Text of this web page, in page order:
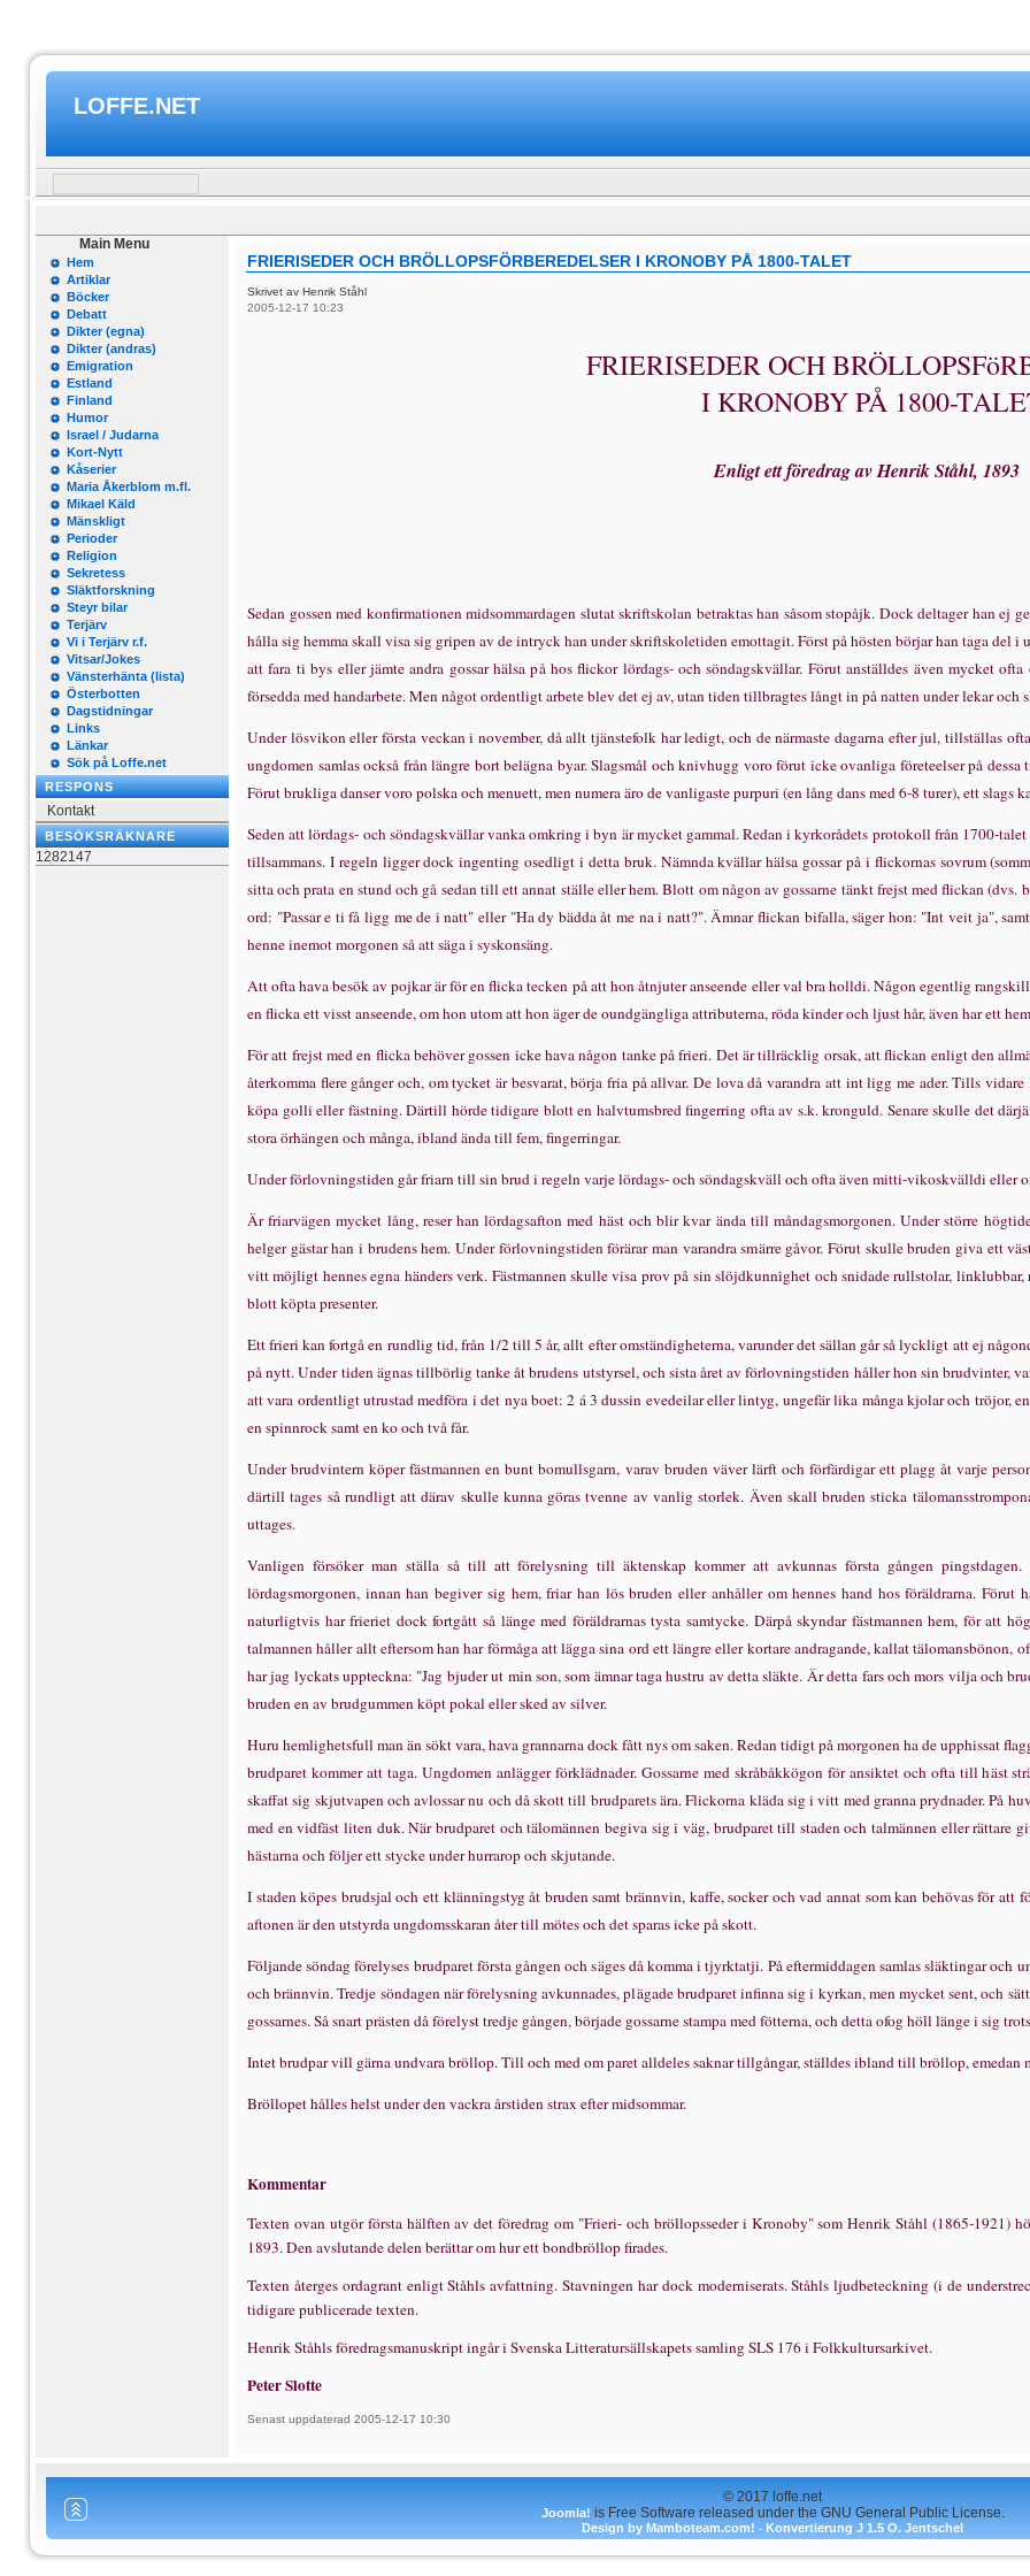
LOFFE.NET
Main Menu
Hem
Artiklar
Böcker
Debatt
Dikter (egna)
Dikter (andras)
Emigration
Estland
Finland
Humor
Israel / Judarna
Kort-Nytt
Kåserier
Maria Åkerblom m.fl.
Mikael Käld
Mänskligt
Perioder
Religion
Sekretess
Släktforskning
Steyr bilar
Terjärv
Vi i Terjärv r.f.
Vitsar/Jokes
Vänsterhänta (lista)
Österbotten
Dagstidningar
Links
Länkar
Sök på Loffe.net
RESPONS
Kontakt
BESÖKSRÄKNARE
1282147
FRIERISEDER OCH BRÖLLOPSFÖRBEREDELSER I KRONOBY PÅ 1800-TALET
Skrivet av Henrik Ståhl
2005-12-17 10:23
FRIERISEDER OCH
I KRONOBY PÅ 1800-
Enligt ett föredrag av Henrik Ståhl, 1893
Sedan gossen med konfirmationen midsommardagen slutat skriftskolan betraktas han såsom stopåjk. Dock deltager han ej
hålla sig hemma skall visa sig gripen av de intryck han under skriftskoletiden emottagit. Först påhösten börjar han taga del i
att fara ti bys eller jämte andra gossar hälsa på hos flickor lördags- och söndagskvällar. Förut anställdes även mycket ofta
försedda med handarbete. Men något ordentligt arbete blev det ej av, utan tiden tillbragtes långt in pånatten under lekar och
Under lösvikon eller första veckan i november, dåallt tjänstefolk har ledigt, och de närmaste dagarna efter jul, tillställas
ungdomen samlas också från längre bort belägna byar. Slagsmål och knivhugg voro förut icke ovanliga företeelser på dessa
Förut brukliga danser voro polska och menuett, men numeraäro de vanligaste purpuri (en lång dans med 6-8 turer), ett slags
Seden att lördags- och söndagskvällar vanka omkring i byn är mycket gammal. Redan i kyrkorådets protokoll från 1700-
tillsammans. I regeln ligger dock ingenting osedligt i detta bruk. Nämnda kvällar hälsa gossar på i flickornas sovrum
sitta och prata en stund och gå sedan till ett annat ställe eller hem. Blott om någon av gossarne tänkt frejst med flickan (dvs.
ord: "Passar e ti fåligg me de i natt" eller "Ha dy bäddaåt me na i natt?".Ämnar flickan bifalla, säger hon: "Int veit ja",
henne inemot morgonen såatt säga i syskonsäng.
Att ofta hava besök av pojkarär för en flicka tecken påatt honåtnjuter anseende eller val bra holldi. Någon egentlig
en flicka ett visst anseende, om hon utom att honäger de oundgängliga attributerna, röda kinder och ljust hår,även har ett
För att frejst med en flicka behöver gossen icke hava någon tanke påfrieri. Detär tillräcklig orsak, att flic­kan enligt den allm
återkomma flere gånger och, om tycketär besvarat, börja fria påallvar. De lova då varandra att int ligg me ader. Tills vidare
köpa golli eller fästning. Därtill hörde tidigare blott en halvtumsbred fingerring ofta av s.k. kronguld. Senare skulle det därjä
storaörhängen och många, iblandända till fem, fingerringar.
Under förlovningstiden går friarn till sin brud i re­geln varje lördags- och söndagskväll och oftaäven mitti-vikoskvälldi eller
Är friarvägen mycket lång, reser han lördagsafton med häst och blir kvar ända till måndagsmorgonen. Under större hö
helger gästar han i brudens hem. Under förlovningstiden förärar man varandra smärre gåvor. Förut skulle bruden giva ett vä
vitt möjligt hennes egna händers verk. Fästmannen skulle visa prov på sin slöjdkunnighet och snidade rullstolar,
blott köpta presenter.
Ett frieri kan fortgåen rundlig tid, från 1/2 till 5år, allt efter omständigheterna, varunder det sällan går sålyckligt att ej nå
pånytt. Under tidenägnas tillbörlig tankeåt brudens utstyrsel, och sistaåret av förlovningstiden håller hon sin brudvinter,
att vara ordentligt utrustad medföra i det nya boet: 2 á 3 dussin evedeilar eller lin­tyg, ungefär lika många kjolar och tröjor,
en spinnrock samt en ko och tvåfår.
Under brudvintern köper fästmannen en bunt bomulls­garn, varav bruden väver lärft och förfärdigar ett plaggåt varje
därtill tages sårundligt att därav skulle kunna göras tvenne av vanlig storlek. Även skall bruden sticka tä
uttages.
Vanligen försöker man ställa såtill att förelysning tilläktenskap kommer att avkunnas första gången pingst­dagen.
lördagsmorgonen, innan han begiver sig hem, friar han lös bruden eller anhåller om hennes hand hos för­äldrarna. Förut
naturligtvis har frieriet dock fortgått sålänge med föräldrarnas tysta samtycke. Där­påskyndar fästmannen hem, för att hö
talmannen håller allt eftersom han har förmåga att lägga sina ord ett längre eller kortare andragande, kallat tälomansbönon,
har jag lyckats uppteckna: "Jag bjuder ut min son, som ämnar taga hustru av detta släkte. Är detta fars och mors vilja och
bruden en av brudgummen köpt pokal eller sked av silver.
Huru hemlighetsfull manän sökt vara, hava grannarna dock fått nys om saken. Redan tidigt påmorgonen ha de upp­hissat
brudparet kommer att taga. Ung­domen anlägger förklädnader. Gossarne med skråbåkkögon för ansiktet och ofta till häst str
skaffat sig skjutvapen och avlossar nu och dåskott till brudparetsära. Flickorna kläda sig i vitt med granna prydnader. På
med en vidfäst liten duk. När brudparet och tälomännen begiva sig i väg, brudparet till staden och talmän­nen eller rättare
hästarna och följer ett stycke under hurrarop och skjutande.
I staden köpes brudsjal och ett klänningstygåt bruden samt brännvin, kaffe, socker och vad annat som kan behövas för att f
aftonenär den utstyrda ungdomsskaranåter till mötes och det sparas icke påskott.
Följande söndag förelyses brudparet första gången och säges dåkomma i tjyrktatji. Påeftermiddagen samlas släkt­ingar och
och brännvin. Tredje söndagen när förelysning avkunnades, plägade brudparet infinna sig i kyrkan, men mycket sent, och sä
gossarnes. Såsnart prästen dåförelyst tredje gången, började gossarne stampa med fötterna, och detta ofog höll länge i sig
Intet brudpar vill gärna undvara bröllop. Till och med om paret alldeles saknar tillgångar, ställdes ibland till bröllop, emedan
Bröllopet hålles helst under den vackraårstiden strax efter midsommar.
Kommentar
Texten ovan utgör första hälften av det föredrag om "Frieri- och bröllopsseder i Kronoby" som Henrik Ståhl (1865-1921) h
1893. Den avslutande delen berättar om hur ett bondbröllop firades.
Texten återges ordagrant enligt Ståhls avfattning. Stavningen har dock moderniserats. Ståhls ljudbeteckning (i de
tidigare publicerade texten.
Henrik Ståhls föredragsmanuskript ingår i Svenska Litteratur­sällskapets samling SLS 176 i Folkkultursarkivet.
Peter Slotte
Senast uppdaterad 2005-12-17 10:30
© 2017 loffe.net
Joomla! is Free Software released under the GNU General Public License.
Design by Mamboteam.com! - Konvertierung J 1.5 O. Jentschel